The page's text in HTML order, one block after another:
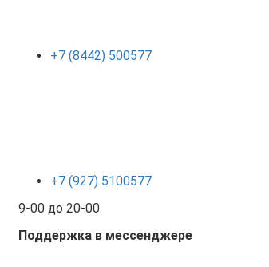
+7 (8442) 500577
+7 (927) 5100577
9-00 до 20-00.
Поддержка в мессенджере